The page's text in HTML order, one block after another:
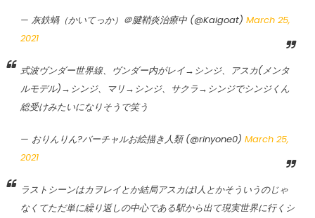
— 灰鉄蝸（かいてっか）＠腱鞘炎治療中 (@Kaigoat) March 25,
2021
式波ヴンダー世界線、ヴンダー内がレイ→シンジ、アスカ(メンタ
ルモデル)→シンジ、マリ→シンジ、サクラ→シンジでシンジくん
総受けみたいになりそうで笑う
— おりんりん?バーチャルお絵描き人類 (@rinyone0) March 25,
2021
ラストシーンはカヲレイとか結局アスカは1人とかそういうのじゃ
なくてただ単に繰り返しの中心である駅から出て現実世界に行くシ